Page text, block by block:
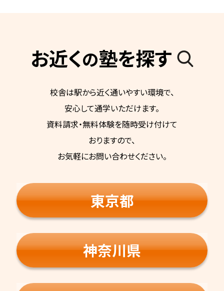
お近くの塾を探す
校舎は駅から近く通いやすい環境で、
安心して通学いただけます。
資料請求・無料体験を随時受け付けて
おりますので、
お気軽にお問い合わせください。
東京都
神奈川県